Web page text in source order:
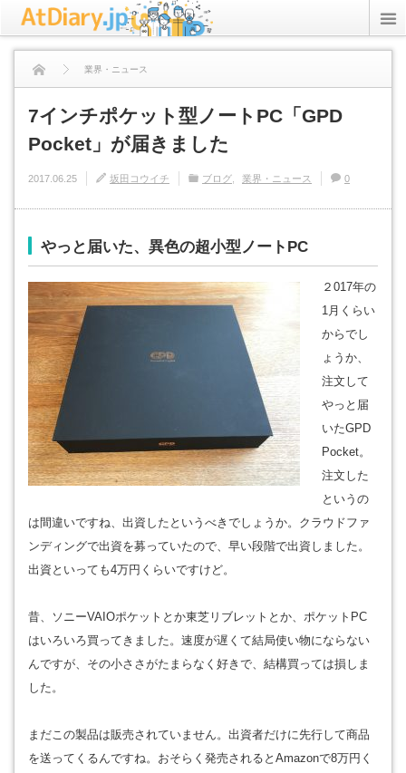
業界・ニュース
7インチポケット型ノートPC「GPD Pocket」が届きました
7インチポケット型ノートPC「GPD
Pocket」が届きました
2017.06.25 坂田コウイチ ブログ 業界・ニュース 0
やっと届いた、異色の超小型ノートPC
２017年の
1月くらい
からでし
ょうか、
注文して
やっと届
いたGPD
Pocket。
注文した
というの
は間違いですね、出資したというべきでしょうか。クラウドファ
ンディングで出資を募っていたので、早い段階で出資しました。
出資といっても4万円くらいですけど。
昔、ソニーVAIOポケットとか東芝リブレットとか、ポケットPC
はいろいろ買ってきました。速度が遅くて結局使い物にならない
んですが、その小ささがたまらなく好きで、結構買っては損しま
した。
まだこの製品は販売されていません。出資者だけに先行して商品
を送ってくるんですね。おそらく発売されるとAmazonで8万円く
StudyPC.NET
資格アリーナ